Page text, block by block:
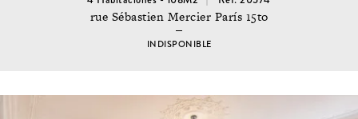
rue Sébastien Mercier París 15to
INDISPONIBLE